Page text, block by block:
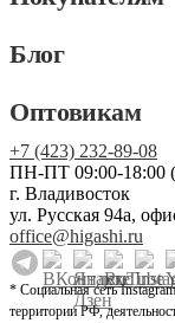
Блог
Оптовикам
+7 (423) 232-89-08
ПН-ПТ 09:00-
г. Владивосток
ул. Русская 94а,
office@higashi.ru
* Социальная сеть
территории РФ,